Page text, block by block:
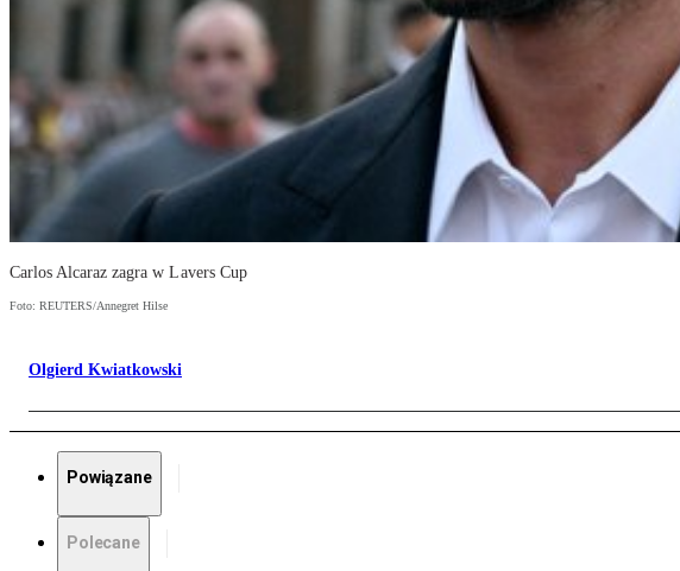
Carlos Alcaraz zagra w Lavers Cup
Foto: REUTERS/Annegret Hilse
Olgierd Kwiatkowski
Powiązane
Polecane